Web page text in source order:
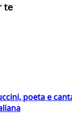
te
poeta e